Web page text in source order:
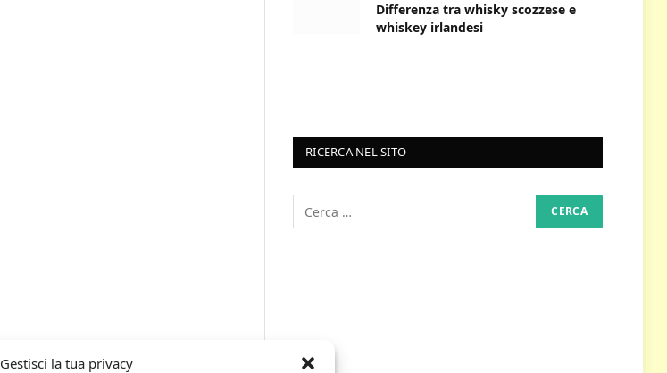
Gestisci la tua privacy
Differenza tra whisky scozzese e
whiskey irlandesi
RICERCA NEL SITO